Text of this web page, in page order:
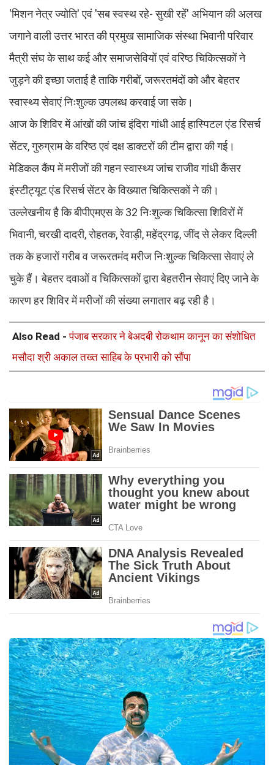
'मिशन नेत्र ज्योति' एवं 'सब स्वस्थ रहे- सुखी रहें' अभियान की अलख
जगाने वाली उत्तर भारत की प्रमुख सामाजिक संस्था भिवानी परिवार
मैत्री संघ के साथ कई और समाजसेवियों एवं वरिष्ठ चिकित्सकों ने
जुड़ने की इच्छा जताई है ताकि गरीबों, जरूरतमंदों को और बेहतर
स्वास्थ्य सेवाएं निःशुल्क उपलब्ध करवाई जा सके।
आज के शिविर में आंखों की जांच इंदिरा गांधी आई हास्पिटल एंड रिसर्च
सेंटर, गुरुग्राम के वरिष्ठ एवं दक्ष डाक्टरों की टीम द्वारा की गई।
मेडिकल कैंप में मरीजों की गहन स्वास्थ्य जांच राजीव गांधी कैंसर
इंस्टीट्यूट एंड रिसर्च सेंटर के विख्यात चिकित्सकों ने की।
उल्लेखनीय है कि बीपीएमएस के 32 निःशुल्क चिकित्सा शिविरों में
भिवानी, चरखी दादरी, रोहतक, रेवाड़ी, महेंद्रगढ़, जींद से लेकर दिल्ली
तक के हजारों गरीब व जरूरतमंद मरीज निःशुल्क चिकित्सा सेवाएं ले
चुके हैं। बेहतर दवाओं व चिकित्सकों द्वारा बेहतरीन सेवाएं दिए जाने के
कारण हर शिविर में मरीजों की संख्या लगातार बढ़ रही है।
Also Read -पंजाब सरकार ने बेअदबी रोकथाम कानून का संशोधित
मसौदा श्री अकाल तख्त साहिब के प्रभारी को सौंपा